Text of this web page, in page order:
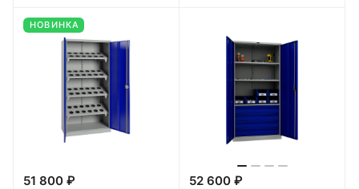
НОВИНКА
51 800 ₽
52 600 ₽